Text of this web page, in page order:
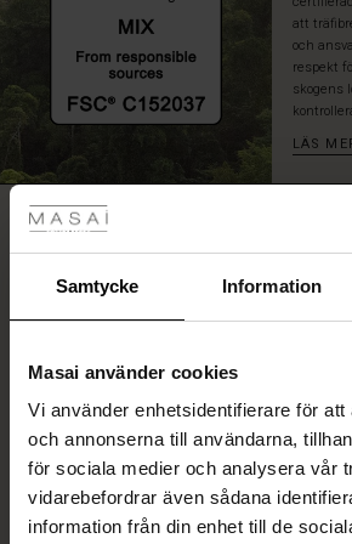
Samtycke Information
Masai använder cookies
Vi använder enhetsidentifierare för att
och annonserna till användarna,
för sociala medier och analysera vår
vidarebefordrar även sådana
information från din enhet till de
(Sale)
Rea
First Layers
Begins – Pre-Autumn 2026
Ease - Summer 2026
set
att
och
respekt
skogens
LÄS
RECENSIONER
4.62
4.6
rating
Fin kvalitet
Fin kvalitet i lite tjockare kvalitet men med fint fall
Sara E.